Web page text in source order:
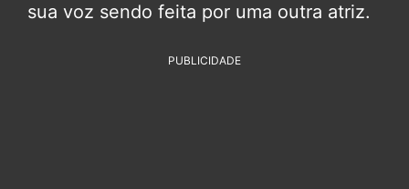
sua voz sendo feita por uma outra atriz.
PUBLICIDADE